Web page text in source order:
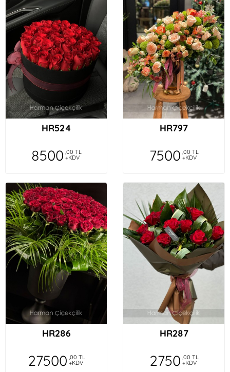
HR524
8500 ,00 TL
+KDV
HR797
7500 ,00 TL
+KDV
HR286
27500 ,00 TL
+KDV
HR287
2750 ,00 TL
+KDV